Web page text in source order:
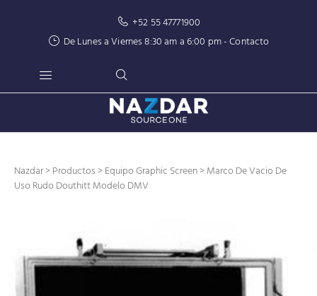
+52 55 47771900
De Lunes a Viernes 8:30 am a 6:00 pm -Contacto
Nazdar>Productos>Equipo Graphic Screen> Marco De Vacio De
Uso Rudo Douthitt Modelo DMV